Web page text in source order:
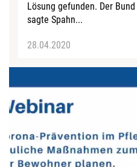
Lösung gefunden. Der
sagte Spahn...
28.04.2020